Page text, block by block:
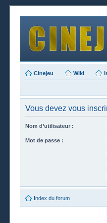
Cinejeu Wiki
Vous devez vous
Nom d’utilisateur :
Mot de passe :
Index du forum